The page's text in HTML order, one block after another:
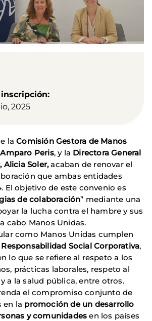
2025
laComisión Gestora de Manos
Peris, y la Directora General
Alicia Soler,acaban de renovar el
que ambas entidades
El objetivo de este convenio es
de colaboración” mediante una
la lucha contra el hambre y sus
cabo Manos Unidas.
como Manos Unidas cumplen
Social Corporativa,
lo que se refiere al respeto a los
prácticas laborales, respeto al
a la salud pública, entre otros.
el compromiso conjunto de
en la promoción de un desarrollo
y comunidadesen los países